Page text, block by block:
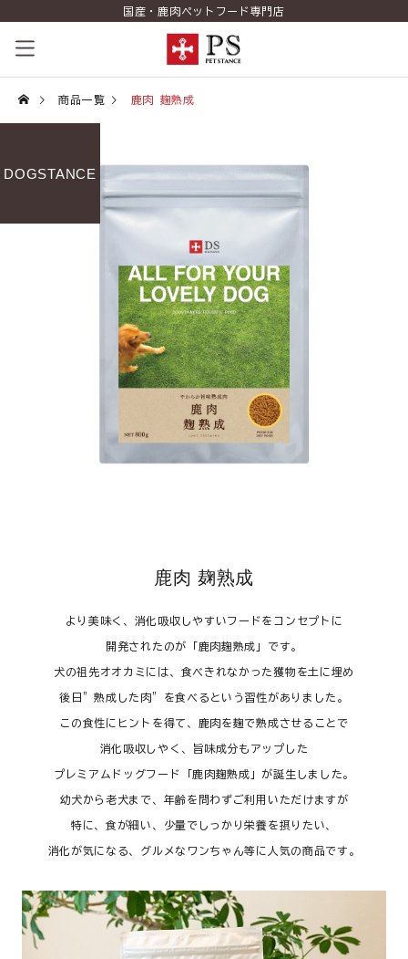
国産・鹿肉ペットフード専門店
ペットスタンスの歴史
商品一覧 鹿肉 麹熟成
DOGSTANCE
鹿肉 麹熟成
より美味く、消化吸収しやすいフードをコンセプトに
開発されたのが「鹿肉麹熟成」です。
犬の祖先オオカミには、食べきれなかった獲物を土に埋め
後日”熟成した肉”を食べるという習性がありました。
この食性にヒントを得て、鹿肉を麹で熟成させることで
消化吸収しやく、旨味成分もアップした
プレミアムドッグフード「鹿肉麹熟成」が誕生しました。
幼犬から老犬まで、年齢を問わずご利用いただけますが
特に、食が細い、少量でしっかり栄養を摂りたい、
消化が気になる、グルメなワンちゃん等に人気の商品です。